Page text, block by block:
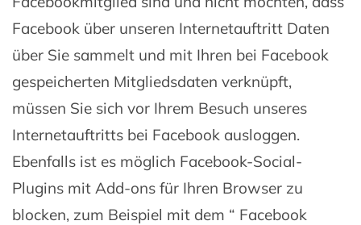
Facebook über unseren Internetauftritt Daten
über Sie sammelt und mit Ihren bei Facebook
gespeicherten Mitgliedsdaten verknüpft,
müssen Sie sich vor Ihrem Besuch unseres
Internetauftritts bei Facebook ausloggen.
Ebenfalls ist es möglich Facebook-Social-
Plugins mit Add-ons für Ihren Browser zu
blocken, zum Beispiel mit dem “ Facebook